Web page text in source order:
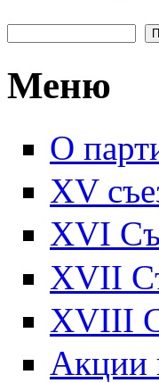
Форма поиска
Меню
О
XV
XVI
XVII
XVIII
Акции